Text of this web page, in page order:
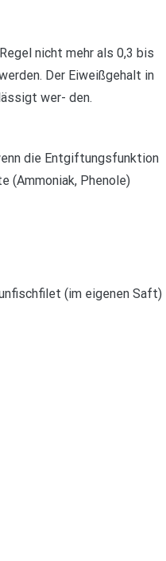
nicht mehr als 0,3 bis
Der Eiweißgehalt in
wer- den.
die Entgiftungsfunktion
(Ammoniak, Phenole)
(im eigenen Saft)